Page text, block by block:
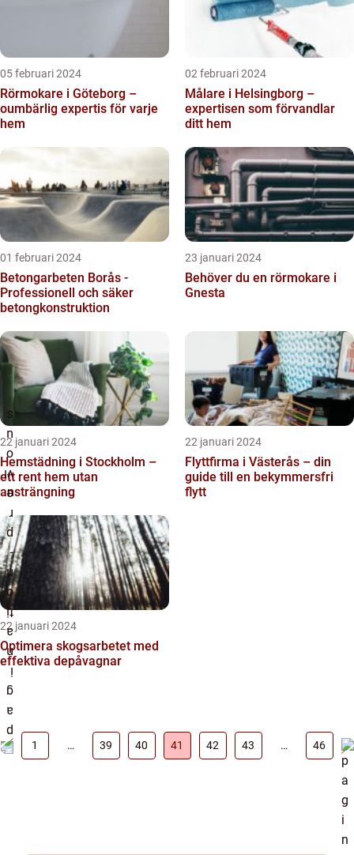
05 februari 2024
Rörmokare i Göteborg –
oumbärlig expertis för varje
hem
02 februari 2024
Målare i Helsingborg –
expertisen som förvandlar
ditt hem
01 februari 2024
Betongarbeten Borås -
Professionell och säker
betongkonstruktion
23 januari 2024
Behöver du en rörmokare i
Gnesta
22 januari 2024
Hemstädning i Stockholm –
ett rent hem utan
ansträngning
22 januari 2024
Flyttfirma i Västerås – din
guide till en bekymmersfri
flytt
22 januari 2024
Optimera skogsarbetet med
effektiva depåvagnar
1 … 39 40 41 42 43 … 46